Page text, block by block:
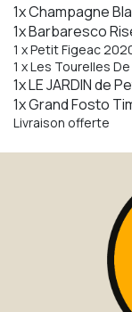
1x Champagne
1x Barbaresco
1 x Petit Figeac
1 x Les Tourelles
1x LE JARDIN de
1x Grand Fosto
Livraison offerte